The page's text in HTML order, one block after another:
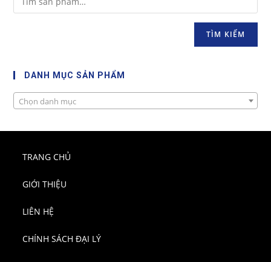
TÌM KIẾM
DANH MỤC SẢN PHẨM
Chọn danh mục
TRANG CHỦ
GIỚI THIỆU
LIÊN HỆ
CHÍNH SÁCH ĐẠI LÝ